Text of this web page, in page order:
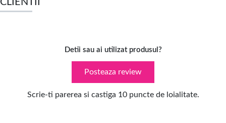
CLIENTII
Detii sau ai utilizat produsul?
Posteaza review
Scrie-ti parerea si castiga 10 puncte de loialitate.